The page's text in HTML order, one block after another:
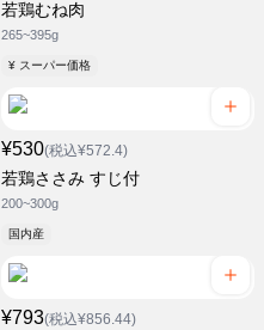
若鶏むね肉
265~395g
¥ スーパー価格
¥530(税込¥572.4)
若鶏ささみ すじ付
200~300g
国内産
¥793(税込¥856.44)